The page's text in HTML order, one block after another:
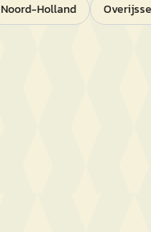
Noord-Holland